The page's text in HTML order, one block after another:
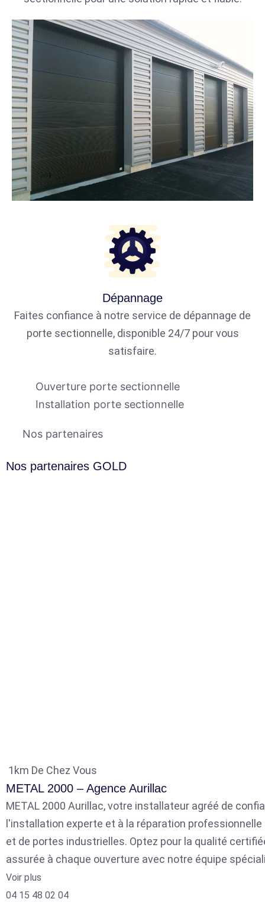
Dépannage
Faites confiance à notre service de dépannage de
porte sectionnelle, disponible 24/7 pour vous
satisfaire.
Ouverture porte sectionnelle
Installation porte sectionnelle
Nos partenaires
Nos partenaires GOLD
1km De Chez Vous
METAL 2000 – Agence Aurillac
METAL 2000 Aurillac, votre installateur agréé de
l'installation experte et à la réparation
et de portes industrielles. Optez pour la qualité
assurée à chaque ouverture avec notre équipe
Voir plus
04 15 48 02 04